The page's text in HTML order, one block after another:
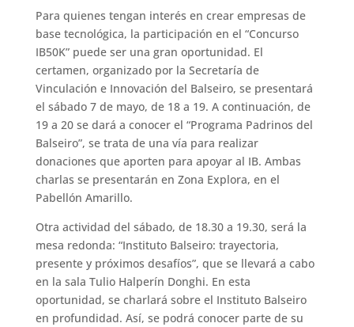
Para quienes tengan interés en crear empresas de
base tecnológica, la participación en el “Concurso
IB50K” puede ser una gran oportunidad. El
certamen, organizado por la Secretaría de
Vinculación e Innovación del Balseiro, se presentará
el sábado 7 de mayo, de 18 a 19. A continuación, de
19 a 20 se dará a conocer el “Programa Padrinos del
Balseiro”, se trata de una vía para realizar
donaciones que aporten para apoyar al IB. Ambas
charlas se presentarán en Zona Explora, en el
Pabellón Amarillo.
Otra actividad del sábado, de 18.30 a 19.30, será la
mesa redonda: “Instituto Balseiro: trayectoria,
presente y próximos desafíos”, que se llevará a cabo
en la sala Tulio Halperín Donghi. En esta
oportunidad, se charlará sobre el Instituto Balseiro
en profundidad. Así, se podrá conocer parte de su